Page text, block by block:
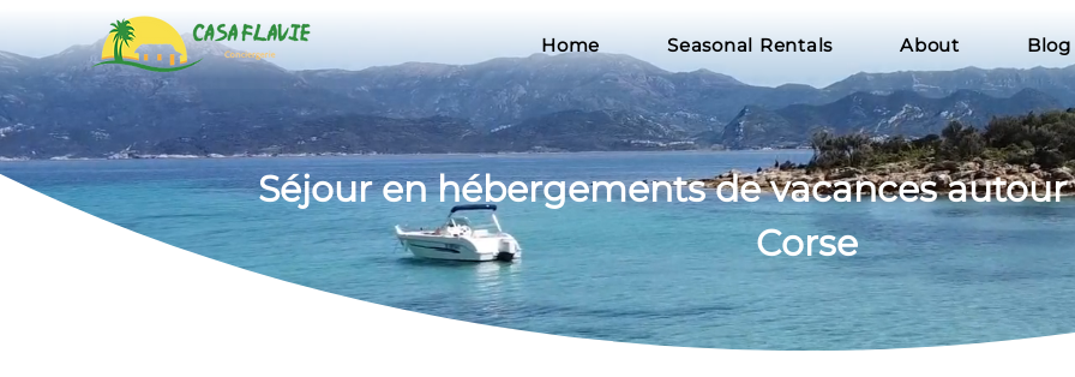
Home Seasonal Rentals About Blog
Séjour en hébergements de vacances
Corse